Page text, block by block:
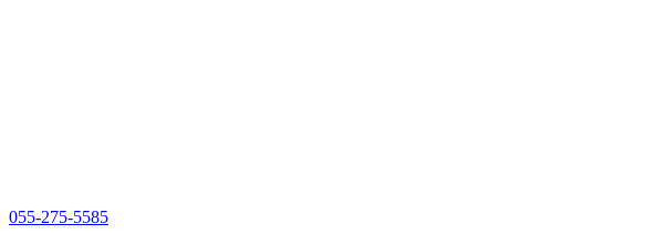
055-275-5585